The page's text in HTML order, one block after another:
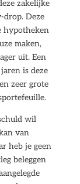
zakelijke
drop. Deze
hypotheken
maken,
uit. Een
is deze
zeer grote
wil
van
heb je geen
beleggen